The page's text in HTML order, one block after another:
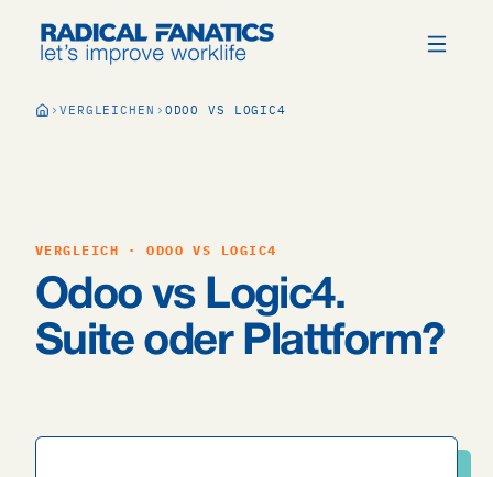
VERGLEICHEN ODOO VS LOGIC4
VERGLEICH · ODOO VS LOGIC4
Odoo vs Logic4.
Suite oder Plattform?